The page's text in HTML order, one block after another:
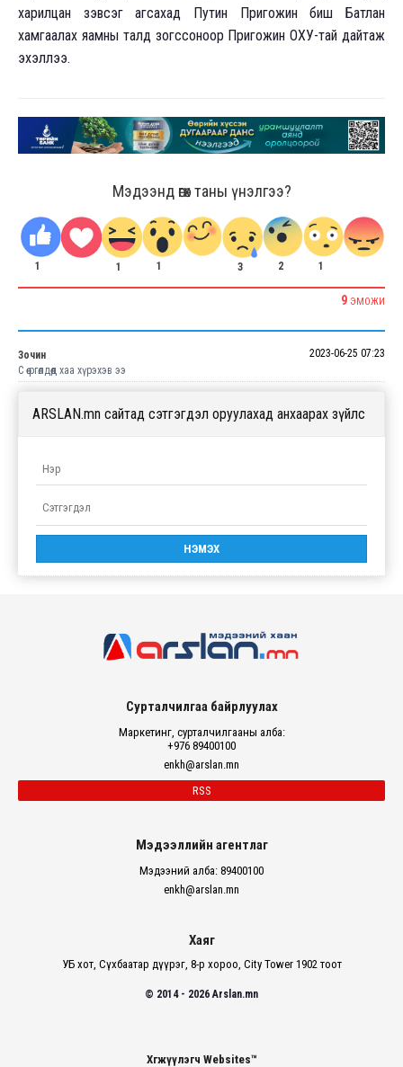
харилцан зэвсэг агсахад Путин Пригожин биш Батлан
хамгаалах яамны талд зогссоноор Пригожин ОХУ-тай дайтаж
эхэллээ.
Мэдээнд өгөх таны үнэлгээ?
1 1 1 3 2 1
9 ЭМОЖИ
Зочин
2023-06-25 07:23
С өө ргөлдөөд хаа хүрэхэв ээ
ARSLAN.mn сайтад сэтгэгдэл оруулахад анхаарах зүйлс
Сурталчилгаа байрлуулах
Маркетинг, сурталчилгааны алба:
+976 89400100
enkh@arslan.mn
RSS
Мэдээллийн агентлаг
Мэдээний алба: 89400100
enkh@arslan.mn
Хаяг
УБ хот, Сүхбаатар дүүрэг, 8-р хороо, City Tower 1902 тоот
© 2014 - 2026 Arslan.mn
Хөгжүүлэгч Websites™